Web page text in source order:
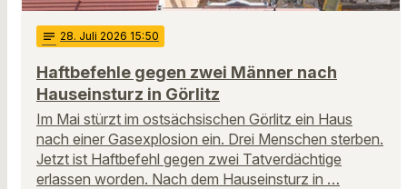
notes 28. Juli 2026 15:50
Haftbefehle gegen zwei Männer nach
Hauseinsturz in Görlitz
Im Mai stürzt im ostsächsischen Görlitz ein Haus
nach einer Gasexplosion ein. Drei Menschen sterben.
Jetzt ist Haftbefehl gegen zwei Tatverdächtige
erlassen worden. Nach dem Hauseinsturz in …